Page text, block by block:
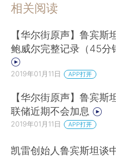
相关阅读
【华尔街原声】鲁宾斯
鲍威尔完整记录（45分
2019年01月11日 APP打开
【华尔街原声】鲁宾斯
联储近期不会加息
2019年01月11日 APP打开
凯雷创始人鲁宾斯坦谈